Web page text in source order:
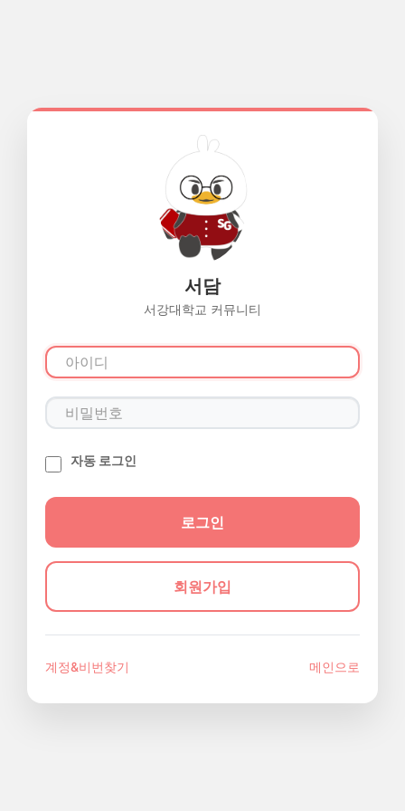
서담
서강대학교 커뮤니티
자동 로그인
회원가입
계정&비번찾기 메인으로